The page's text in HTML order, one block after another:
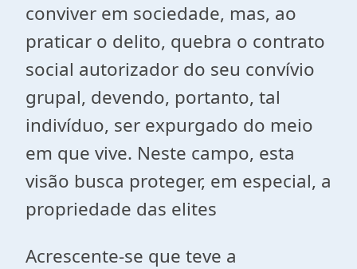
conviver em sociedade, mas, ao
praticar o delito, quebra o contrato
social autorizador do seu convívio
grupal, devendo, portanto, tal
indivíduo, ser expurgado do meio
em que vive. Neste campo, esta
visão busca proteger, em especial, a
propriedade das elites
Acrescente-se que teve a